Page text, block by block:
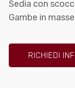
Sedia con
Gambe in
RICHIEDI